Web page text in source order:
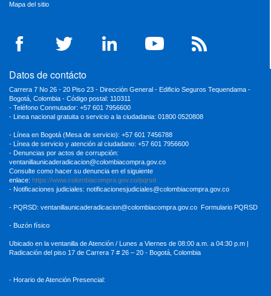
Mapa del sitio
Datos de contácto
Carrera 7 No 26 - 20 Piso 23 - Dirección General - Edificio Seguros Tequendama -
Bogotá, Colombia - Código postal: 110311
- Teléfono Conmutador: +57 601 7956600
- Linea nacional gratuita o servicio a la ciudadania: 01800 0520808
- Línea en Bogotá (Mesa de servicio): +57 601 7456788
- Línea de servicio y atención al ciudadano: +57 601 7956600
- Denuncias por actos de corrupción:
ventanillaunicaderadicacion@colombiacompra.gov.co
Consulte como hacer su denuncia en el siguiente
enlace: https://www.colombiacompra.gov.co/pqrsd
- Notificaciones judiciales: notificacionesjudiciales@colombiacompra.gov.co
- PQRSD: ventanillaunicaderadicacion@colombiacompra.gov.co Formulario PQRSD
- Buzón físico
Ubicado en la ventanilla de Atención / Lunes a Viernes de 08:00 a.m. a 04:30 p.m |
Radicación del piso 17 de Carrera 7 # 26 – 20 - Bogotá, Colombia
- Horario de Atención Presencial: